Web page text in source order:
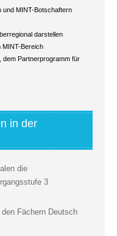
und MINT-Botschaftern
darstellen
MINT-Bereich
dem Partnerprogramm für
in der
die
3
Fächern Deutsch